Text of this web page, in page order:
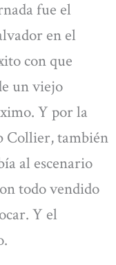
fue el
en el
con que
un viejo
Y por la
Collier, también
al escenario
todo vendido
Y el